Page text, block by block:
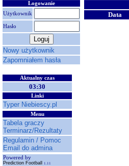
Logowanie
Użytkownik
Hasło
Nowy użytkownik
Zapomniałem hasła
Aktualny czas
03:30
Linki
Typer Niebiescy.pl
Menu
Tabela graczy
Terminarz/Rezultaty
Regulamin / Pomoc
Email do admina
Powered by
Prediction Football 1.11
Data